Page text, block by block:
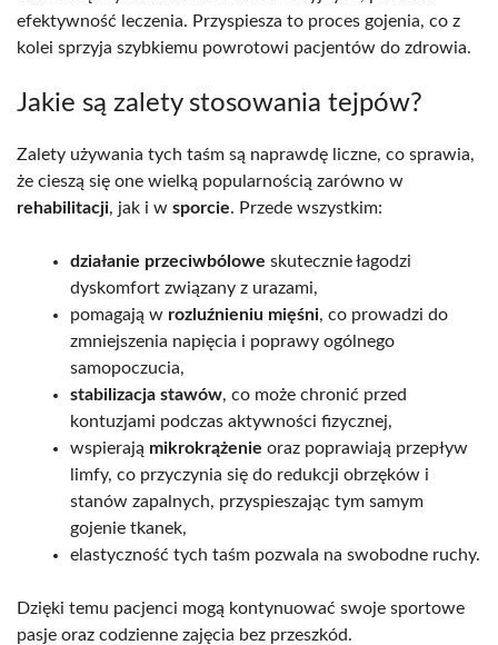
efektywność leczenia. Przyspiesza to proces gojenia, co z
kolei sprzyja szybkiemu powrotowi pacjentów do zdrowia.
Jakie są zalety stosowania tejpów?
Zalety używania tych taśm są naprawdę liczne, co sprawia,
że cieszą się one wielką popularnością zarówno w
rehabilitacji, jak i w sporcie. Przede wszystkim:
działanie przeciwbólowe skutecznie łagodzi
dyskomfort związany z urazami,
pomagają w rozluźnieniu mięśni, co prowadzi do
zmniejszenia napięcia i poprawy ogólnego
samopoczucia,
stabilizacja stawów, co może chronić przed
kontuzjami podczas aktywności fizycznej,
wspierają mikrokrążenie oraz poprawiają przepływ
limfy, co przyczynia się do redukcji obrzęków i
stanów zapalnych, przyspieszając tym samym
gojenie tkanek,
elastyczność tych taśm pozwala na swobodne ruchy.
Dzięki temu pacjenci mogą kontynuować swoje sportowe
pasje oraz codzienne zajęcia bez przeszkód.